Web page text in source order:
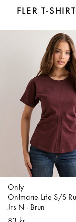
FLER T-
Only
Onlmarie Life S/S
Jrs N - Brun